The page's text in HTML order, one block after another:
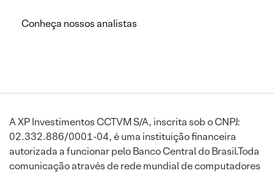
Conheça nossos analistas
A XP Investimentos CCTVM S/A, inscrita sob o CNPJ:
02.332.886/0001-04, é uma instituição financeira
autorizada a funcionar pelo Banco Central do Brasil.Toda
comunicação através de rede mundial de computadores